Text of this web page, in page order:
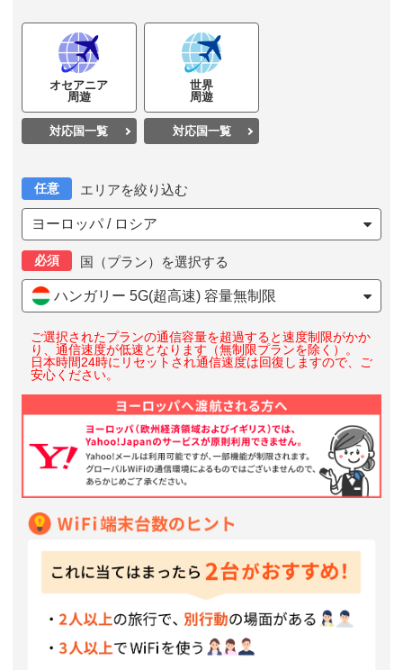
オセアニア
周遊
対応国一覧
世界
周遊
対応国一覧
任意 エリアを絞り込む
ヨーロッパ / ロシア
必須 国（プラン）を選択する
ハンガリー 5G(超高速) 容量無制限
ご選択されたプランの通信容量を超過すると速度制限がかか
り、通信速度が低速となります（無制限プランを除く）。
日本時間24時にリセットされ通信速度は回復しますので、ご
安心ください。